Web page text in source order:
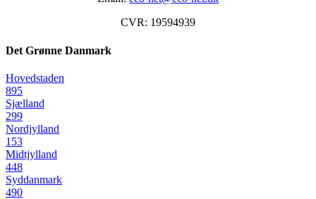
CVR: 19594939
Det Grønne Danmark
Hovedstaden
895
Sjælland
299
Nordjylland
153
Midtjylland
448
Syddanmark
490